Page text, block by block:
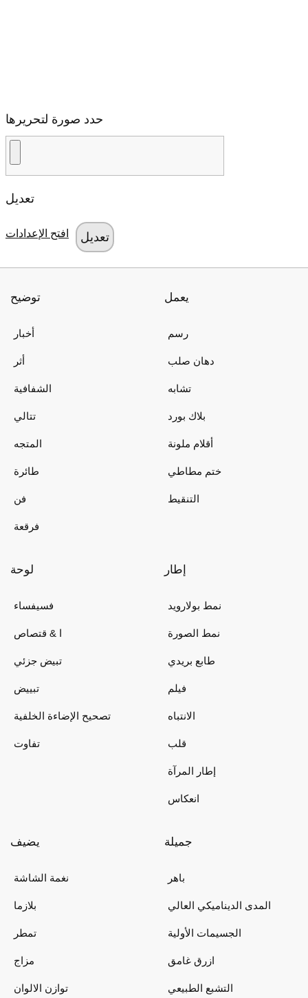
حدد صورة لتحريرها
تعديل
افتح الإعدادات
توضيح
أخبار
أثر
الشفافية
تتالي
المتجه
طائرة
فن
فرقعة
يعمل
رسم
دهان صلب
تشابه
بلاك بورد
أقلام ملونة
ختم مطاطي
التنقيط
لوحة
فسيفساء
ا & قتصاص
تبيض جزئي
تبييض
تصحيح الإضاءة الخلفية
تفاوت
إطار
نمط بولارويد
نمط الصورة
طابع بريدي
فيلم
الانتباه
قلب
إطار المرآة
انعكاس
يضيف
نغمة الشاشة
بلازما
تمطر
مزاج
توازن الالوان
جميلة
باهر
المدى الديناميكي العالي
الجسيمات الأولية
ازرق غامق
التشبع الطبيعي